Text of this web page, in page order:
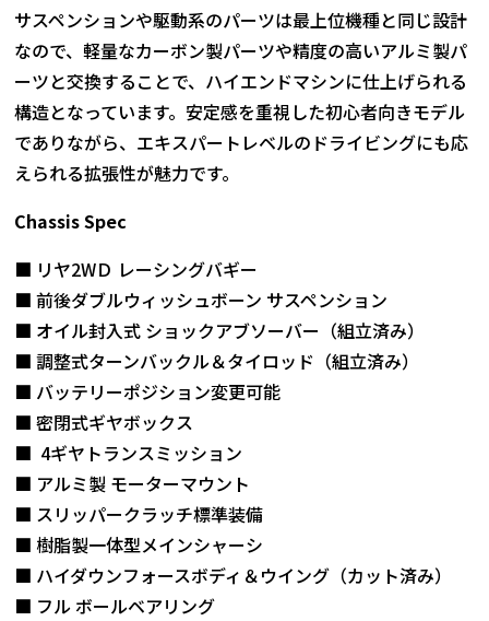
サスペンションや駆動系のパーツは最上位機種と同じ設計
なので、軽量なカーボン製パーツや精度の高いアルミ製パ
ーツと交換することで、ハイエンドマシンに仕上げられる
構造となっています。安定感を重視した初心者向きモデル
でありながら、エキスパートレベルのドライビングにも応
えられる拡張性が魅力です。
Chassis Spec
■ リヤ2WＤ レーシングバギー
■ 前後ダブルウィッシュボーン サスペンション
■ オイル封入式 ショックアブソーバー（組立済み）
■ 調整式ターンバックル＆タイロッド（組立済み）
■ バッテリーポジション変更可能
■ 密閉式ギヤボックス
■ 4ギヤトランスミッション
■ アルミ製 モーターマウント
■ スリッパークラッチ標準装備
■ 樹脂製一体型メインシャーシ
■ ハイダウンフォースボディ＆ウイング（カット済み）
■ フル ボールベアリング